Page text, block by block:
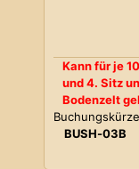
Kann für je
und 4. Sitz
Bodenzelt
BUSH-03B